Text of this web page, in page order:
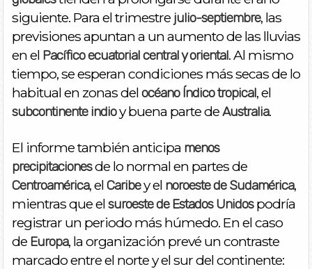
siguiente. Para el trimestre julio-septiembre, las
previsiones apuntan a un aumento de las lluvias
en el Pacífico ecuatorial central y oriental. Al mismo
tiempo, se esperan condiciones más secas de lo
habitual en zonas del océano Índico tropical, el
subcontinente indioy buena parte deAustralia.
El informe también anticipa menos
precipitacionesde lo normal en partes de
Centroamérica, el Caribey el noroeste de Sudamérica,
mientras que el suroeste de Estados Unidospodría
registrar un periodo más húmedo. En el caso
de Europa, la organización prevé un contraste
marcado entre el norte y el sur del continente: